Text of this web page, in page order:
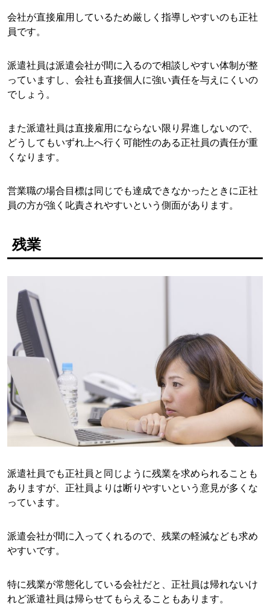
会社が直接雇用しているため厳しく指導しやすいのも正社
員です。
派遣社員は派遣会社が間に入るので相談しやすい体制が整
っていますし、会社も直接個人に強い責任を与えにくいの
でしょう。
また派遣社員は直接雇用にならない限り昇進しないので、
どうしてもいずれ上へ行く可能性のある正社員の責任が重
くなります。
営業職の場合目標は同じでも達成できなかったときに正社
員の方が強く叱責されやすいという側面があります。
残業
派遣社員でも正社員と同じように残業を求められることも
ありますが、正社員よりは断りやすいという意見が多くな
っています。
派遣会社が間に入ってくれるので、残業の軽減なども求め
やすいです。
特に残業が常態化している会社だと、正社員は帰れないけ
れど派遣社員は帰らせてもらえることもあります。